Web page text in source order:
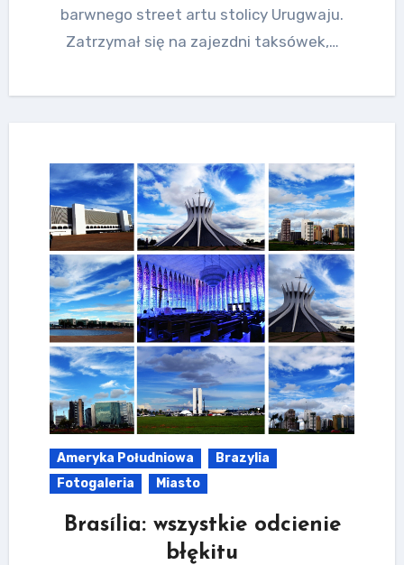
barwnego street artu stolicy Urugwaju.
Zatrzymał się na zajezdni taksówek,…
Ameryka Południowa
Brazylia
Fotogaleria
Miasto
Brasília: wszystkie odcienie
błękitu